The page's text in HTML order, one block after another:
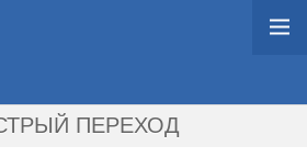
ПЕРЕХОД